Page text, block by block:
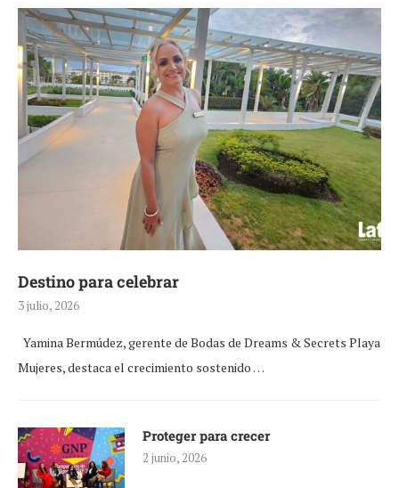
Destino para celebrar
3 julio, 2026
Yamina Bermúdez, gerente de Bodas de Dreams & Secrets Playa
Mujeres, destaca el crecimiento sostenido …
Proteger para crecer
2 junio, 2026